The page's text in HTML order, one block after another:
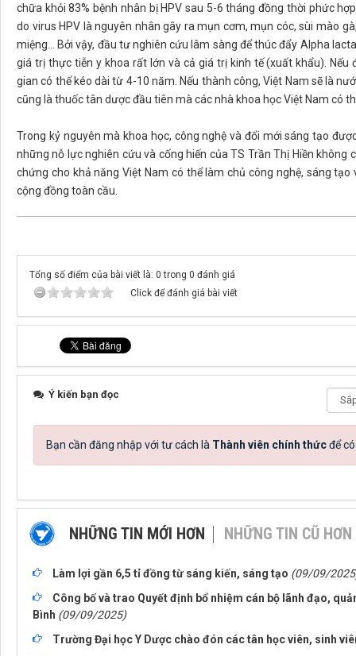
chữa khỏi 83% bệnh nhân bị HPV sau 5-6 tháng đồng thời phức
do virus HPV là nguyên nhân gây ra mụn cơm, mụn cóc, sùi mào
miệng… Bởi vậy, đầu tư nghiên cứu lâm sàng để thúc đẩy Alpha
giá trị thực tiễn y khoa rất lớn và cả giá trị kinh tế (xuất khẩu).
gian có thể kéo dài từ 4-10 năm. Nếu thành công, Việt Nam sẽ là
cũng là thuốc tân dược đầu tiên mà các nhà khoa học Việt Nam có
Trong kỷ nguyên mà khoa học, công nghệ và đổi mới sáng tạo
những nỗ lực nghiên cứu và cống hiến của TS Trần Thị Hiền
chứng cho khả năng Việt Nam có thể làm chủ công nghệ, sáng
cộng đồng toàn cầu.
Tổng số điểm của bài viết là: 0 trong 0 đánh giá
Click để đánh giá bài viết
Ý kiến bạn đọc
Bạn cần đăng nhập với tư cách là Thành viên chính thứcđể
NHỮNG TIN MỚI HƠN NHỮNG TIN CŨ HƠN
Làm lợi gần 6,5 tỉ đồng từ sáng kiến, sáng tạo (09/09/
Công bố và trao Quyết định bổ nhiệm cán bộ lãnh đạo,
Bình (09/09/2025)
Trường Đại học Y Dược chào đón các tân học viên, sinh